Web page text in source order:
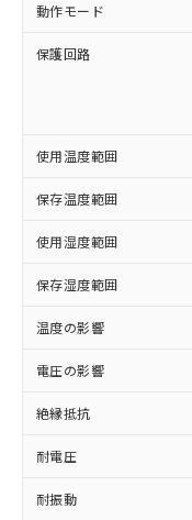
動作モード
保護回路
使用温度範囲
保存温度範囲
使用湿度範囲
保存湿度範囲
温度の影響
電圧の影響
絶縁抵抗
耐電圧
耐振動
ご利用条
ご利用くださ
本サー
商品の
(税抜)
本サー
ことを
在庫状
※1 対応状況
対応済み
非含有に対
す。
有に対応した
商品です。
対応予定なし
非含有に非対
調査・確認中
非含有の対
商品です。
非該当品：
害物質有無と
仕入先様の
いたものが
※1 中国
「○」：最
基準値以下で
「×」：最
基準値を超
「－」：未
当社は
為替お